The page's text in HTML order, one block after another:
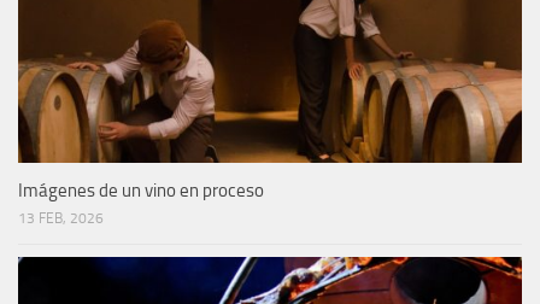
Imágenes de un vino en proceso
13 FEB, 2026